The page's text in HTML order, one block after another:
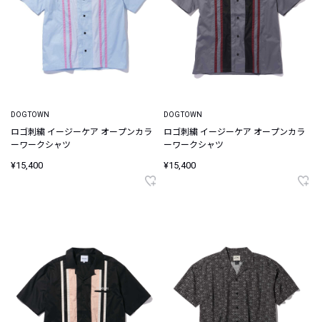
DOGTOWN
ロゴ刺繍 イージーケア オープンカラ
ーワークシャツ
¥15,400
DOGTOWN
ロゴ刺繍 イージーケア オープンカラ
ーワークシャツ
¥15,400